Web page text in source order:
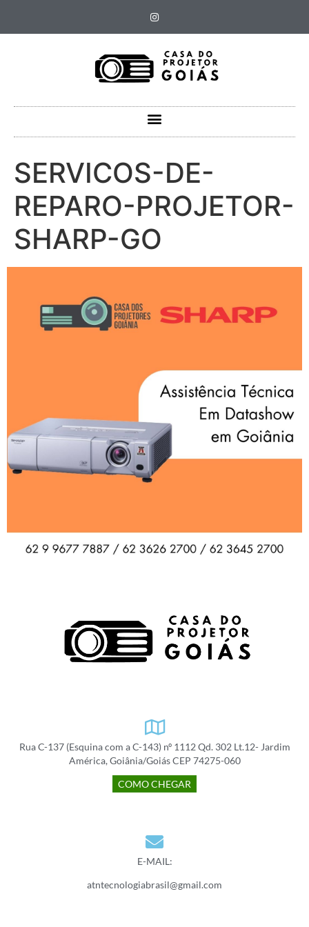
SERVICOS-DE-
REPARO-PROJETOR-
SHARP-GO
Rua C-137 (Esquina com a C-143) nº 1112 Qd. 302 Lt.12- Jardim
América, Goiânia/Goiás CEP 74275-060
COMO CHEGAR
E-MAIL:
atntecnologiabrasil@gmail.com